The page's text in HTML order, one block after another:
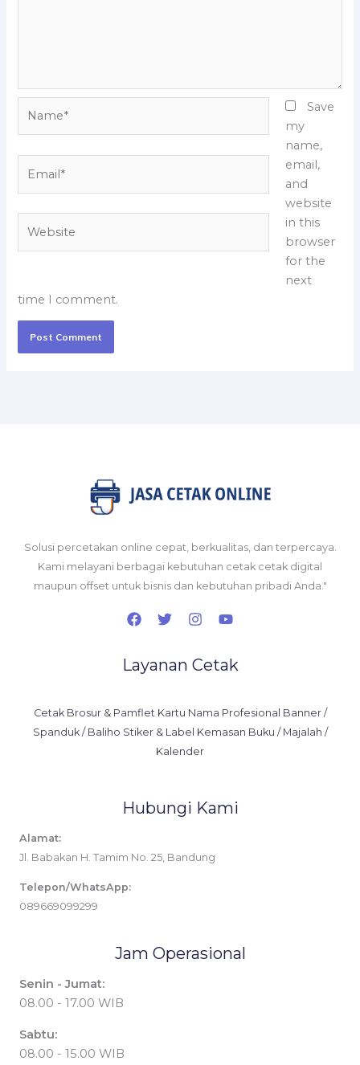
Save
my
name,
email,
and
website
in this
browser
for the
next
time I comment.
Solusi percetakan online cepat, berkualitas, dan terpercaya.
Kami melayani berbagai kebutuhan cetak cetak digital
maupun offset untuk bisnis dan kebutuhan pribadi Anda."
Layanan Cetak
Cetak Brosur & Pamflet Kartu Nama Profesional Banner /
Spanduk / Baliho Stiker & Label Kemasan Buku / Majalah /
Kalender
Hubungi Kami
Alamat:
Jl. Babakan H. Tamim No. 25, Bandung
Telepon/WhatsApp:
089669099299
Jam Operasional
Senin - Jumat:
08.00 - 17.00 WIB
Sabtu:
08.00 - 15.00 WIB